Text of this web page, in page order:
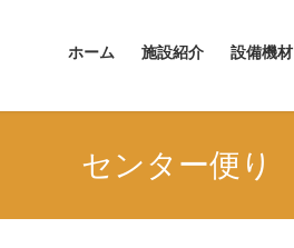
ホーム 施設紹介 設備機材
センター便り